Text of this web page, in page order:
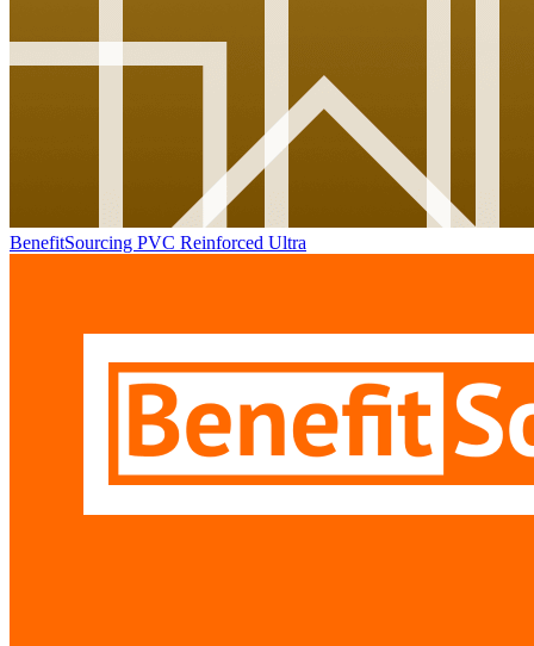
BenefitSourcing PVC Reinforced Ultra